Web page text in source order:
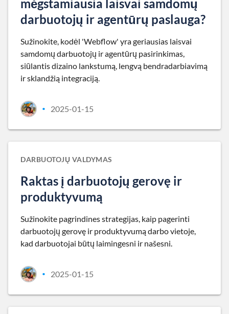
mėgstamiausia laisvai samdomų
darbuotojų ir agentūrų paslauga?
Sužinokite, kodėl 'Webflow' yra geriausias laisvai
samdomų darbuotojų ir agentūrų pasirinkimas,
siūlantis dizaino lankstumą, lengvą bendradarbiavimą
ir sklandžią integraciją.
• 2025-01-15
DARBUOTOJŲ VALDYMAS
Raktas į darbuotojų gerovę ir
produktyvumą
Sužinokite pagrindines strategijas, kaip pagerinti
darbuotojų gerovę ir produktyvumą darbo vietoje,
kad darbuotojai būtų laimingesni ir našesni.
• 2025-01-15